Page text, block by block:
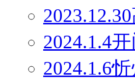
2024.1.4
2024.1.6